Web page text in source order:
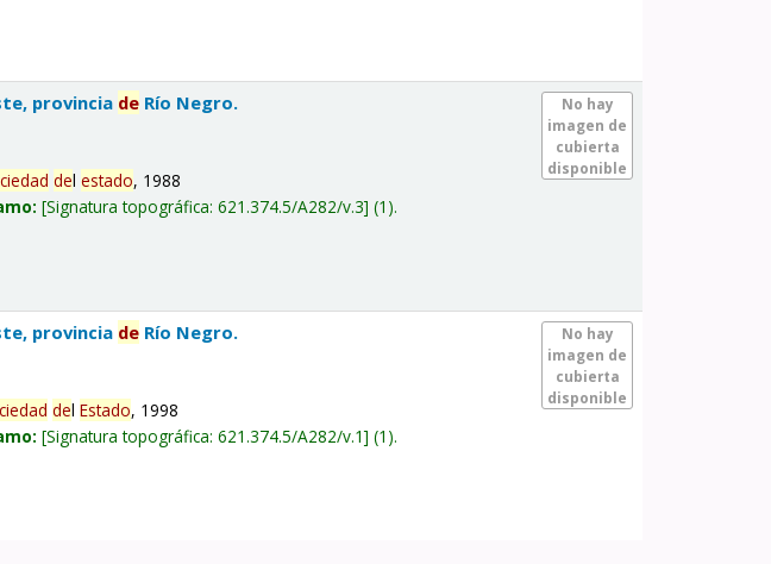
No hay
imagen de
cubierta
disponible
provincia de Río Negro.
delestado, 1988
Signatura topográfica:621.374.5/A282/v.3 (1).
No hay
imagen de
cubierta
disponible
provincia de Río Negro.
delEstado, 1998
Signatura topográfica:621.374.5/A282/v.1 (1).